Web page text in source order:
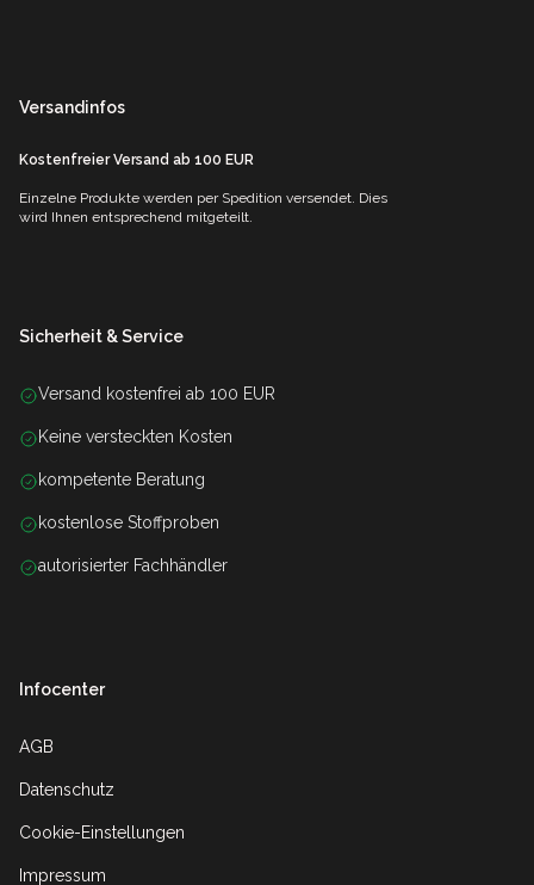
Versandinfos
Kostenfreier Versand ab 100 EUR
Einzelne Produkte werden per Spedition versendet. Dies
wird Ihnen entsprechend mitgeteilt.
Sicherheit & Service
Versand kostenfrei ab 100 EUR
Keine versteckten Kosten
kompetente Beratung
kostenlose Stoffproben
autorisierter Fachhändler
Infocenter
AGB
Datenschutz
Cookie-Einstellungen
Impressum